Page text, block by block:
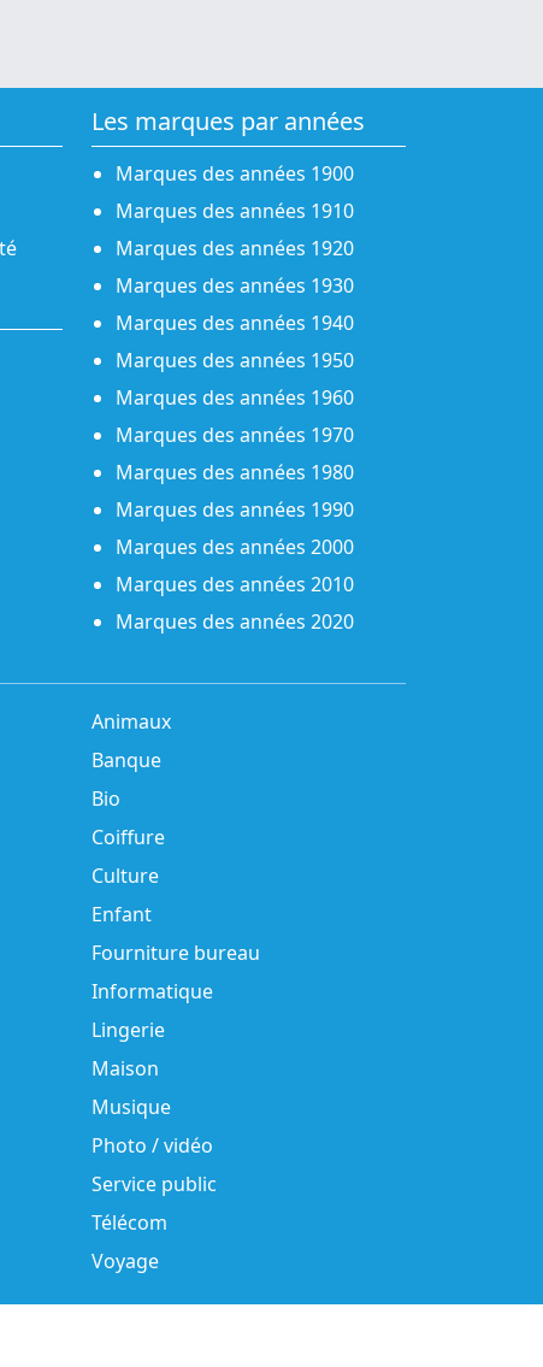
Les marques par années
Marques des années 1900
Marques des années 1910
Marques des années 1920
Marques des années 1930
Marques des années 1940
Marques des années 1950
Marques des années 1960
Marques des années 1970
Marques des années 1980
Marques des années 1990
Marques des années 2000
Marques des années 2010
Marques des années 2020
Animaux
Banque
Bio
Coiffure
Culture
Enfant
Fourniture bureau
Informatique
Lingerie
Maison
Musique
Photo / vidéo
Service public
Télécom
Voyage